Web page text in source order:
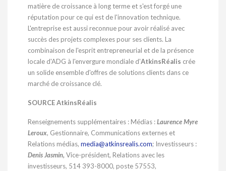
matière de croissance à long terme et s'est forgé une
réputation pour ce qui est de l'innovation technique.
L'entreprise est aussi reconnue pour avoir réalisé avec
succès des projets complexes pour ses clients. La
combinaison de l'esprit entrepreneurial et de la présence
locale d'ADG à l'envergure mondiale d'AtkinsRéalis crée
un solide ensemble d'offres de solutions clients dans ce
marché de croissance clé.
SOURCE AtkinsRéalis
Renseignements supplémentaires : Médias :Laurence Myre
Leroux, Gestionnaire, Communications externes et
Relations médias, media@atkinsrealis.com; Investisseurs :
Denis Jasmin, Vice-président, Relations avec les
investisseurs, 514 393-8000, poste 57553,